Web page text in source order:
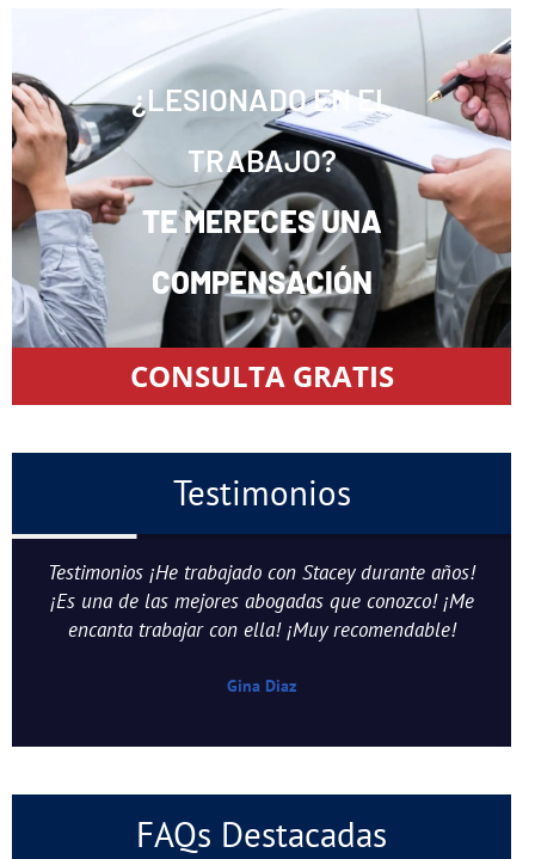
¿LESIONADO EN EL
TRABAJO?
TE MERECES UNA
COMPENSACIÓN
CONSULTA GRATIS
Testimonios
Testimonios ¡He trabajado con Stacey durante años!
¡Es una de las mejores abogadas que conozco! ¡Me
encanta trabajar con ella! ¡Muy recomendable!
Gina Diaz
FAQs Destacadas